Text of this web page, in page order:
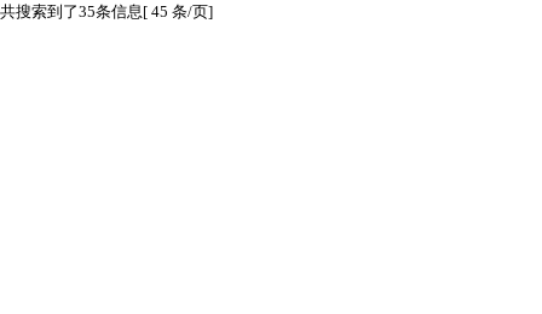
共搜索到了35条信息[ 45 条/页]